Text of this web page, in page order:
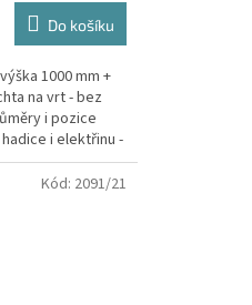
Do košíku
1000 mm +
na vrt - bez
i pozice
i elektřinu -
Kód: 2091/21